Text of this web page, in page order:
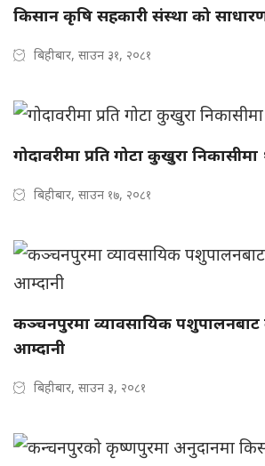
किसान कृषि सहकारी संस्था को
बिहीबार, साउन ३१, २०८१
गोदावरीमा प्रति गोटा कुखुरा
बिहीबार, साउन १७, २०८१
कञ्चनपुरमा व्यावसायिक पशुपालनबाट
आम्दानी
बिहीबार, साउन ३, २०८१